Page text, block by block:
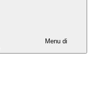
Menu di